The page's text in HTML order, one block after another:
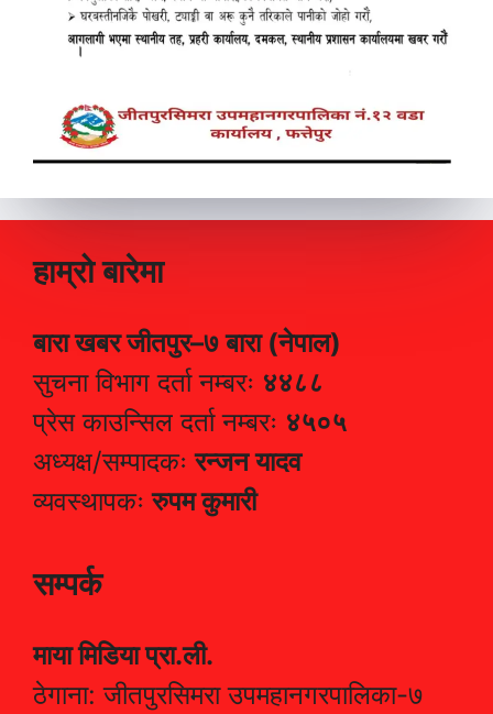
हाम्रो बारेमा
बारा खबर जीतपुर–७ बारा (नेपाल)
सुचना विभाग दर्ता नम्बरः ४४८८
प्रेस काउन्सिल दर्ता नम्बरः ४५०५
अध्यक्ष/सम्पादकःरन्जन यादव
व्यवस्थापकःरुपम कुमारी
सम्पर्क
माया मिडिया प्रा.ली.
ठेगाना: जीतपुरसिमरा उपमहानगरपालिका-७